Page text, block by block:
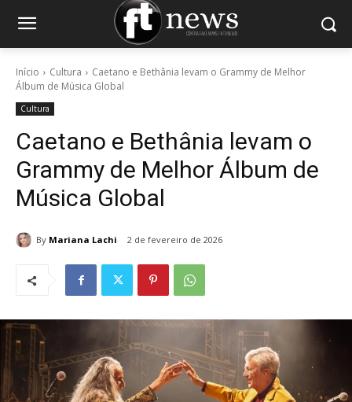
Início Cultura
Caetano e Bethânia levam o Grammy de Melhor
Álbum de Música Global
Cultura
Caetano e Bethânia levam o
Grammy de Melhor Álbum de
Música Global
By Mariana Lachi 2 de fevereiro de 2026